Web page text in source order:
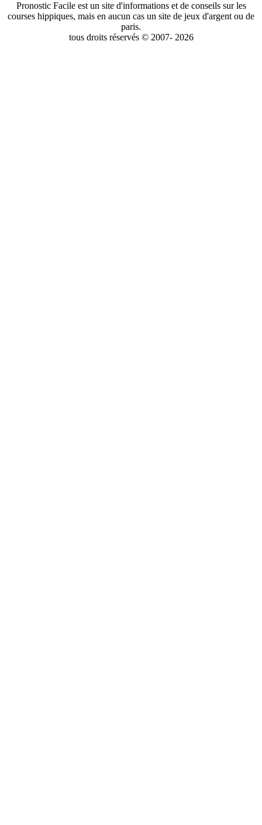
Pronostic Facile est un site d'informations et de conseils sur les
courses hippiques, mais en aucun cas un site de jeux d'argent ou de
paris.
tous droits réservés © 2007- 2026